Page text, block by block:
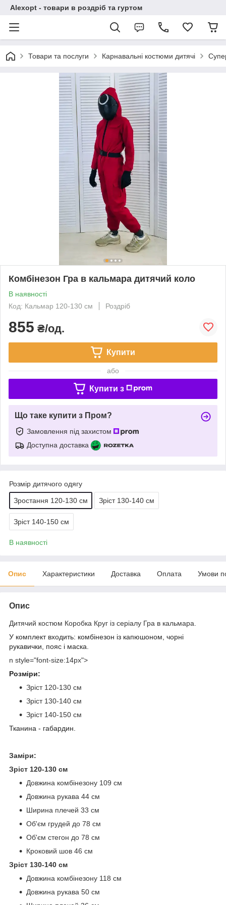
Alexopt - товари в роздріб та гуртом
Товари та послуги Карнавальні костюми дитячі
Комбінезон Гра в кальмара дитячий коло
В наявності
Код: Кальмар 120-130 см
Роздріб
855 ₴/од.
Купити
або
Купити з
Що таке купити з Пром?
Замовлення під захистом
Доступна доставка
Розмір дитячого одягу
Зростання 120-130 см Зріст 130-140 см
Зріст 140-150 см
В наявності
Опис Характеристики Доставка Оплата Умови
Опис
Дитячий костюм Коробка Круг із серіалу Гра в кальмара.
У комплект входить: комбінезон із капюшоном, чорні
рукавички, пояс і маска.
n style="font-size:14px">
Розміри:
Зріст 120-130 см
Зріст 130-140 см
Зріст 140-150 см
Тканина - габардин.
Заміри:
Зріст 120-130 см
Довжина комбінезону 109 см
Довжина рукава 44 см
Ширина плечей 33 см
Об'єм грудей до 78 см
Об'єм стегон до 78 см
Кроковий шов 46 см
Зріст 130-140 см
Довжина комбінезону 118 см
Довжина рукава 50 см